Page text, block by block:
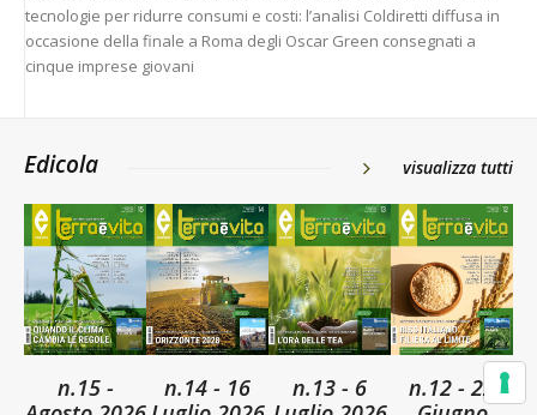
tecnologie per ridurre consumi e costi: l’analisi Coldiretti diffusa in
occasione della finale a Roma degli Oscar Green consegnati a
cinque imprese giovani
Edicola visualizza tutti
n.15 -
n.14 - 16
n.13 - 6
n.12 - 22